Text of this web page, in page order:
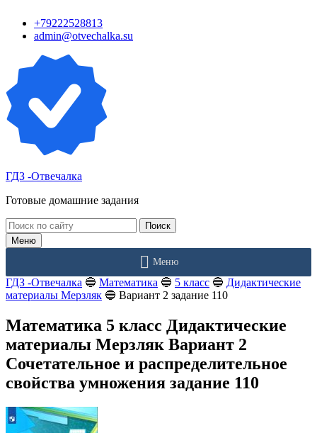
контенту
+79222528813
admin@otvechalka.su
ГДЗ -Отвечалка
Готовые домашние задания
Поиск:
Меню
Меню
ГДЗ -Отвечалка 🔵 Математика 🔵 5 класс 🔵 Дидактические
материалы Мерзляк 🔵 Вариант 2 задание 110
Математика 5 класс Дидактические
материалы Мерзляк Вариант 2
Сочетательное и распределительное
свойства умножения задание 110